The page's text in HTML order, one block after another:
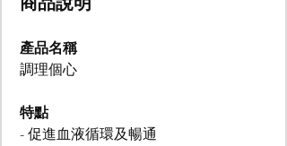
產品名稱
調理個心
特點
- 促進血液循環及暢通